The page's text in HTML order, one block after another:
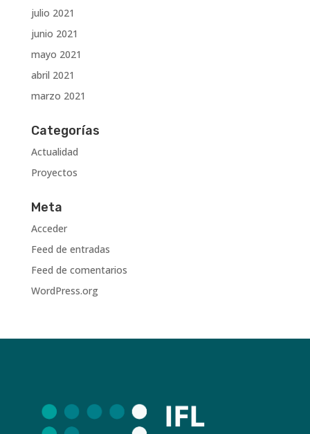
julio 2021
junio 2021
mayo 2021
abril 2021
marzo 2021
Categorías
Actualidad
Proyectos
Meta
Acceder
Feed de entradas
Feed de comentarios
WordPress.org